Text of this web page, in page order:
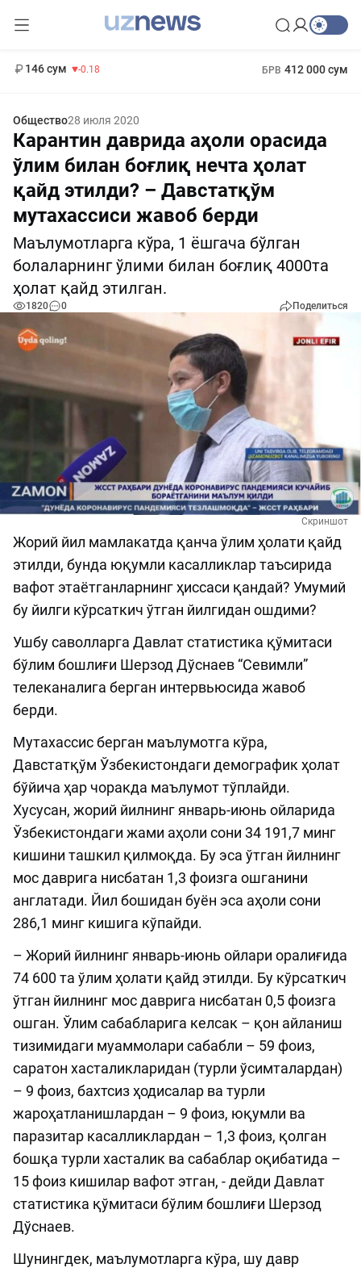
146 сум -0.18 БРВ 412 000 сум
Общество28 июля 2020
Карантин даврида аҳоли орасида
ўлим билан боғлиқ нечта ҳолат
қайд этилди? – Давстатқўм
мутахассиси жавоб берди
Маълумотларга кўра, 1 ёшгача бўлган
болаларнинг ўлими билан боғлиқ 4000та
ҳолат қайд этилган.
1820 0 Поделиться
Скриншот
Жорий йил мамлакатда қанча ўлим ҳолати қайд
этилди, бунда юқумли касалликлар таъсирида
вафот этаётганларнинг ҳиссаси қандай? Умумий
бу йилги кўрсаткич ўтган йилгидан ошдими?
Ушбу саволларга Давлат статистика қўмитаси
бўлим бошлиғи Шерзод Дўснаев “Севимли”
телеканалига берган интервьюсида жавоб
берди.
Мутахассис берган маълумотга кўра,
Давстатқўм Ўзбекистондаги демографик ҳолат
бўйича ҳар чоракда маълумот тўплайди.
Хусусан, жорий йилнинг январь-июнь ойларида
Ўзбекистондаги жами аҳоли сони 34 191,7 минг
кишини ташкил қилмоқда. Бу эса ўтган йилнинг
мос даврига нисбатан 1,3 фоизга ошганини
англатади. Йил бошидан буён эса аҳоли сони
286,1 минг кишига кўпайди.
– Жорий йилнинг январь-июнь ойлари оралиғида
74 600 та ўлим ҳолати қайд этилди. Бу кўрсаткич
ўтган йилнинг мос даврига нисбатан 0,5 фоизга
ошган. Ўлим сабабларига келсак – қон айланиш
тизимидаги муаммолари сабабли – 59 фоиз,
саратон хасталикларидан (турли ўсимталардан)
– 9 фоиз, бахтсиз ҳодисалар ва турли
жароҳатланишлардан – 9 фоиз, юқумли ва
паразитар касалликлардан – 1,3 фоиз, қолган
бошқа турли хасталик ва сабаблар оқибатида –
15 фоиз кишилар вафот этган, - дейди Давлат
статистика қўмитаси бўлим бошлиғи Шерзод
Дўснаев.
Шунингдек, маълумотларга кўра, шу давр